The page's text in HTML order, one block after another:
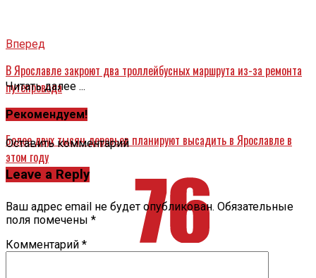
Вперед
В Ярославле закроют два троллейбусных маршрута из-за ремонта
путепровода
Назад
Более двух тысяч деревьев планируют высадить в Ярославле в
этом году
Читать далее ...
Рекомендуем!
Оставить комментарий
Leave a Reply
Ваш адрес email не будет опубликован. Обязательные
поля помечены *
Комментарий *